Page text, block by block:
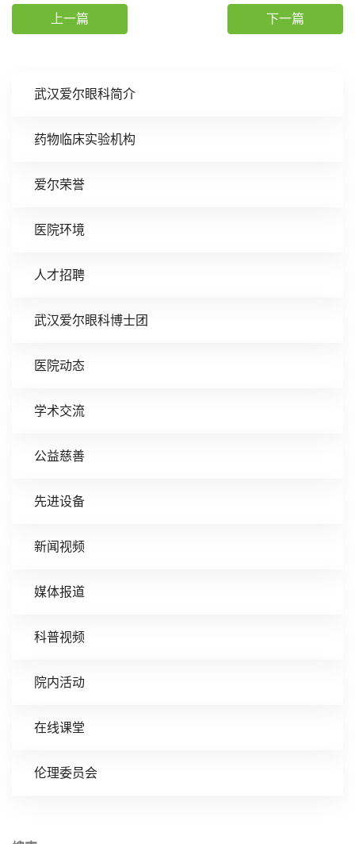
武汉爱尔眼科简介
药物临床实验机构
爱尔荣誉
医院环境
人才招聘
武汉爱尔眼科博士团
医院动态
学术交流
公益慈善
先进设备
新闻视频
媒体报道
科普视频
院内活动
在线课堂
伦理委员会
上一篇 下一篇